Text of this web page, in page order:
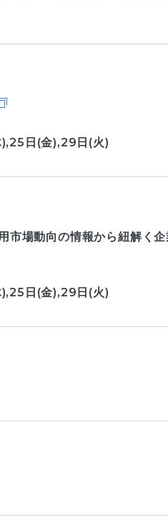
日(金),29日(火)
場動向の情報から紐解く
日(金),29日(火)